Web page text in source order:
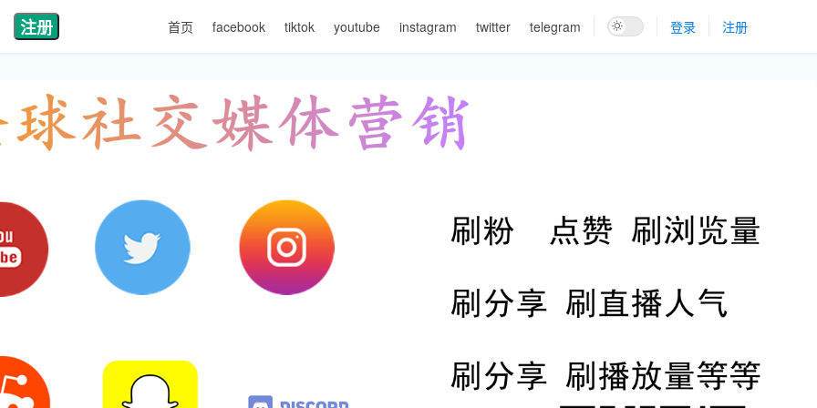
注册 首页 facebook tiktok youtube instagram twitter telegram 登录 注册